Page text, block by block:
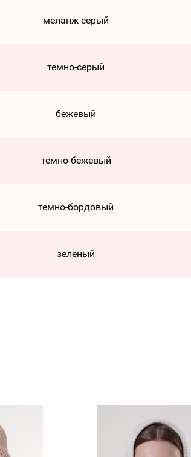
меланж серый
темно-серый
бежевый
темно-бежевый
темно-бордовый
зеленый